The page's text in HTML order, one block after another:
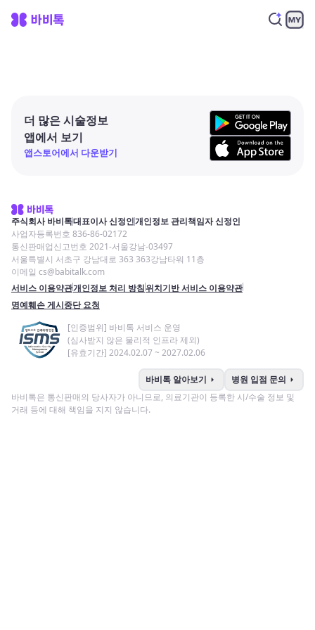
더 많은 시술정보
앱에서 보기
앱스토어에서 다운받기
주식회사 바비톡대표이사 신정인개인정보 관리책임자 신정인
사업자등록번호 836-86-02172
통신판매업신고번호 2021-서울강남-03497
서울특별시 서초구 강남대로 363 363강남타워 11층
이메일 cs@babitalk.com
서비스 이용약관개인정보 처리 방침위치기반 서비스 이용약관
명예훼손 게시중단 요청
[인증범위] 바비톡 서비스 운영
(심사받지 않은 물리적 인프라 제외)
[유효기간] 2024.02.07 ~ 2027.02.06
바비톡 알아보기 arrow_right 병원 입점 문의 arrow_right
바비톡은 통신판매의 당사자가 아니므로, 의료기관이 등록한 시/수술 정보 및
거래 등에 대해 책임을 지지 않습니다.